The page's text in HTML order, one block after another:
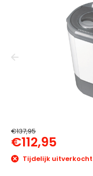
€137,95
€112,95
Tijdelijk uitverkocht